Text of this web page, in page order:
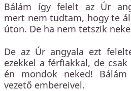
Bálám így felelt az Úr
mert nem tudtam, hogy te
úton. De ha nem tetszik
De az Úr angyala ezt
ezekkel a férfiakkal, de
én mondok neked!
vezető embereivel.